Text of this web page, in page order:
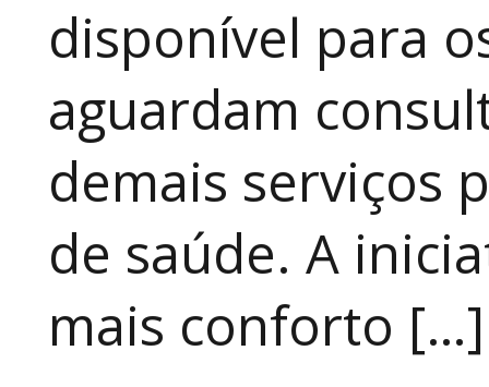
disponível para
aguardam
demais serviços
de saúde. A
mais conforto […]